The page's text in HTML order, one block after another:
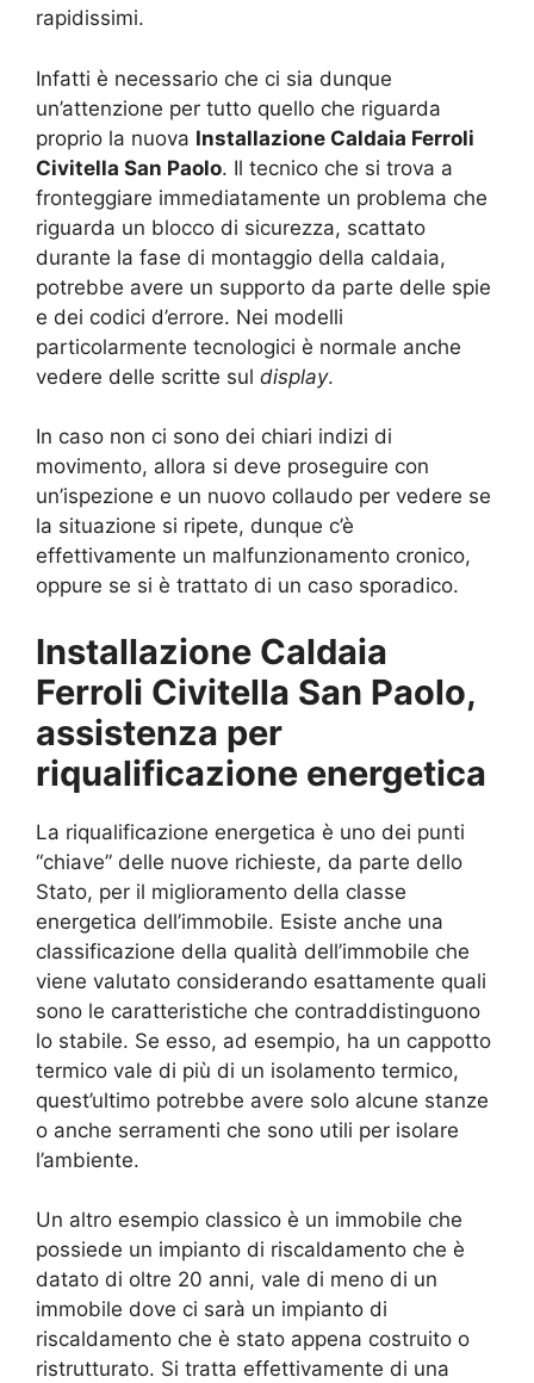
rapidissimi.
Infatti è necessario che ci sia dunque
un’attenzione per tutto quello che riguarda
proprio la nuova Installazione Caldaia Ferroli
Civitella San Paolo. Il tecnico che si trova a
fronteggiare immediatamente un problema che
riguarda un blocco di sicurezza, scattato
durante la fase di montaggio della caldaia,
potrebbe avere un supporto da parte delle spie
e dei codici d’errore. Nei modelli
particolarmente tecnologici è normale anche
vedere delle scritte sul display.
In caso non ci sono dei chiari indizi di
movimento, allora si deve proseguire con
un’ispezione e un nuovo collaudo per vedere se
la situazione si ripete, dunque c’è
effettivamente un malfunzionamento cronico,
oppure se si è trattato di un caso sporadico.
Installazione Caldaia
Ferroli Civitella San Paolo,
assistenza per
riqualificazione energetica
La riqualificazione energetica è uno dei punti
“chiave” delle nuove richieste, da parte dello
Stato, per il miglioramento della classe
energetica dell’immobile. Esiste anche una
classificazione della qualità dell’immobile che
viene valutato considerando esattamente quali
sono le caratteristiche che contraddistinguono
lo stabile. Se esso, ad esempio, ha un cappotto
termico vale di più di un isolamento termico,
quest’ultimo potrebbe avere solo alcune stanze
o anche serramenti che sono utili per isolare
l’ambiente.
Un altro esempio classico è un immobile che
possiede un impianto di riscaldamento che è
datato di oltre 20 anni, vale di meno di un
immobile dove ci sarà un impianto di
riscaldamento che è stato appena costruito o
ristrutturato. Si tratta effettivamente di una